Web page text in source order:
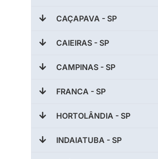
CAÇAPAVA - SP
CAIEIRAS - SP
CAMPINAS - SP
FRANCA - SP
HORTOLÂNDIA - SP
INDAIATUBA - SP